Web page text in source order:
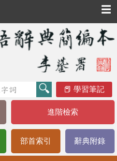
☰
學習筆記
進階檢索
部首索引 辭典附錄